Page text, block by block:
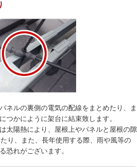
ネルの裏側の電気の配線をまとめたり、ま
つかにように架台に結束致します。
太陽熱により、屋根上やパネルと屋根の隙
り、また、長年使用する際、雨や風等の
恐れがございます。